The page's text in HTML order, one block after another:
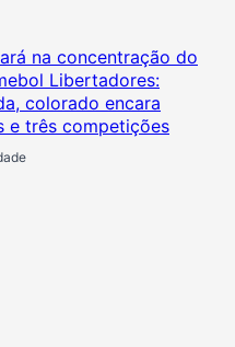
na concentração do
Libertadores:
colorado encara
e três competições